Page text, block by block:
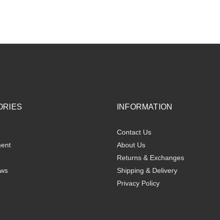
INFORMATION
Contact Us
About Us
Returns & Exchanges
Shipping & Delivery
Privacy Policy